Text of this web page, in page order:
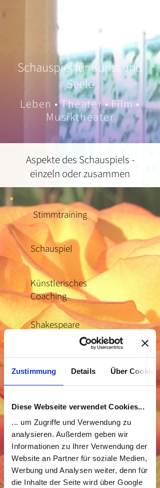
Zustimmung Details Über Cookies
Diese Webseite verwendet Cookies...
... um Zugriffe und Verwendung zu
analysieren. Außerdem geben wir
Informationen zu Ihrer Verwendung der
Website an Partner für soziale Medien,
Werbung und Analysen weiter, denn für
die Inhalte der Seite wird über Google
Schauspiel für Kunst und
Seele
Leben • Theater • Film •
Musiktheater
Aspekte des Schauspiels -
einzeln oder zusammen
Stimmtraining
Schauspiel
Künstlerisches
Coaching
Shakespeare
Storytelling
Darstellung
im Gesang
Oper & Musical
Kreativität